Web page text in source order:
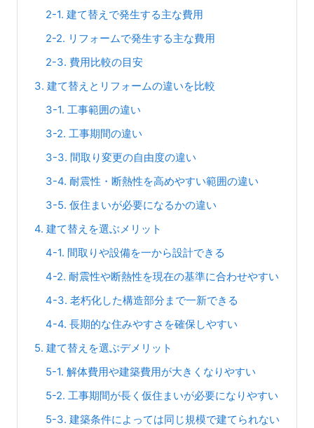
2-1. 建て替えで発生する主な費用
2-2. リフォームで発生する主な費用
2-3. 費用比較の目安
3. 建て替えとリフォームの違いを比較
3-1. 工事範囲の違い
3-2. 工事期間の違い
3-3. 間取り変更の自由度の違い
3-4. 耐震性・断熱性を高めやすい範囲の違い
3-5. 仮住まいが必要になるかの違い
4. 建て替えを選ぶメリット
4-1. 間取りや設備を一から設計できる
4-2. 耐震性や断熱性を現在の基準に合わせやすい
4-3. 老朽化した構造部分まで一新できる
4-4. 長期的な住みやすさを確保しやすい
5. 建て替えを選ぶデメリット
5-1. 解体費用や建築費用が大きくなりやすい
5-2. 工事期間が長く仮住まいが必要になりやすい
5-3. 建築条件によっては同じ規模で建てられない